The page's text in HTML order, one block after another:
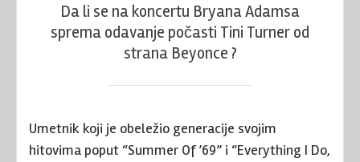
Da li se na koncertu Bryana Adamsa
sprema odavanje počasti Tini Turner od
strana Beyonce ?
Umetnik koji je obeležio generacije svojim
hitovima poput “Summer Of ’69” i “Everything I Do,